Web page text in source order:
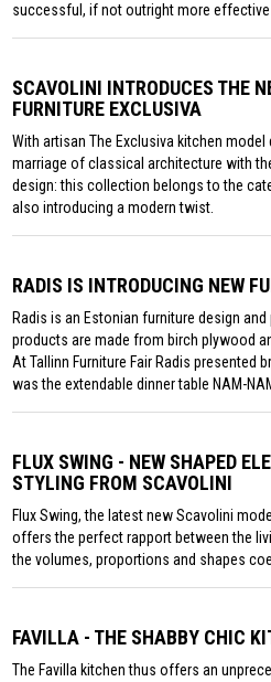
successful, if not outright more effective
SCAVOLINI INTRODUCES THE
FURNITURE EXCLUSIVA
With artisan The Exclusiva kitchen
marriage of classical architecture with
design: this collection belongs to the
also introducing a modern twist.
RADIS IS INTRODUCING NEW
Radis is an Estonian furniture design
products are made from birch plywood
At Tallinn Furniture Fair Radis presented
was the extendable dinner table NAM-
FLUX SWING - NEW SHAPED
STYLING FROM SCAVOLINI
Flux Swing, the latest new Scavolini
offers the perfect rapport between the
the volumes, proportions and shapes
FAVILLA - THE SHABBY CHIC
The Favilla kitchen thus offers an